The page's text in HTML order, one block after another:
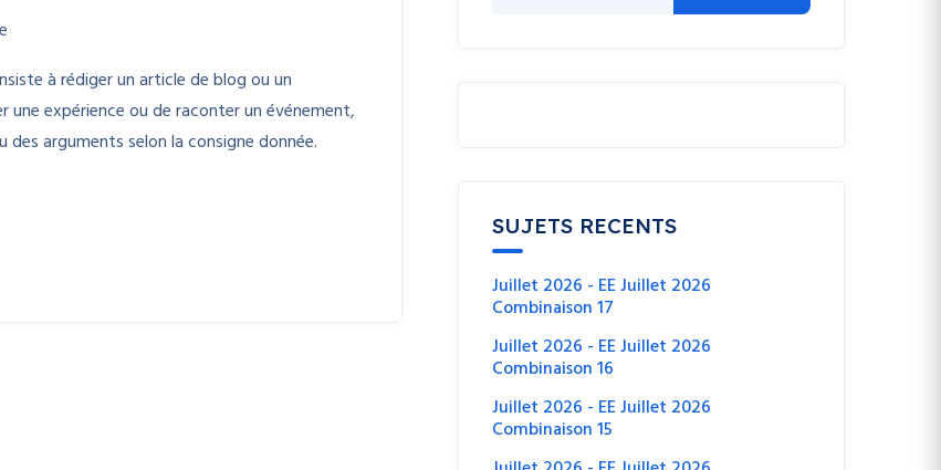
à rédiger un article de blog ou un
expérience ou de raconter un événement,
arguments selon la consigne donnée.
SUJETS RECENTS
Juillet 2026 - EE Juillet 2026
Combinaison 17
Juillet 2026 - EE Juillet 2026
Combinaison 16
Juillet 2026 - EE Juillet 2026
Combinaison 15